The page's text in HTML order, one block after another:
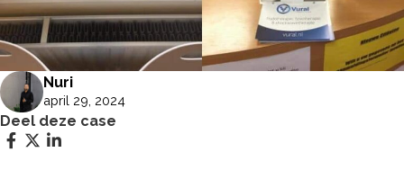
Nuri
april 29, 2024
Deel deze case